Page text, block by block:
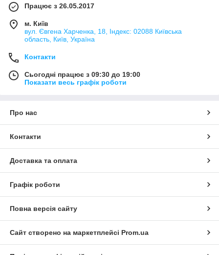
Працює з 26.05.2017
м. Київ
вул. Євгена Харченка, 18, Індекс: 02088 Київська
область, Київ, Україна
Контакти
Сьогодні працює з 09:30 до 19:00
Показати весь графік роботи
Про нас
Контакти
Доставка та оплата
Графік роботи
Повна версія сайту
Сайт створено на маркетплейсі Prom.ua